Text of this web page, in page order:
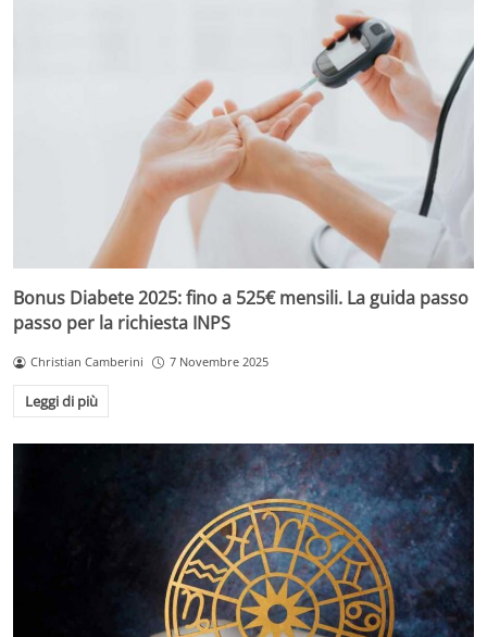
Bonus Diabete 2025: fino a 525€ mensili. La guida passo
passo per la richiesta INPS
Christian Camberini 7 Novembre 2025
Leggi di più